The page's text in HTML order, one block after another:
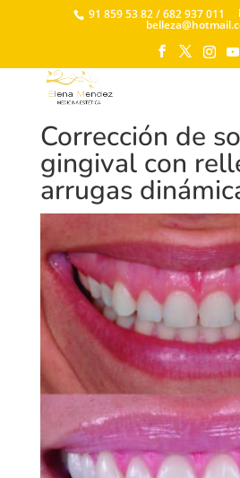
91 859 53 82 / 682 937 011
Corrección de
gingival con
arrugas